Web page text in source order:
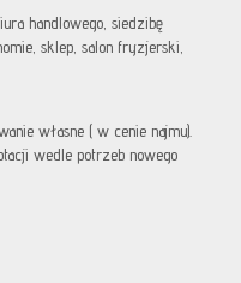
handlowego, siedzibę
sklep, salon fryzjerski,
własne ( w cenie najmu).
wedle potrzeb nowego